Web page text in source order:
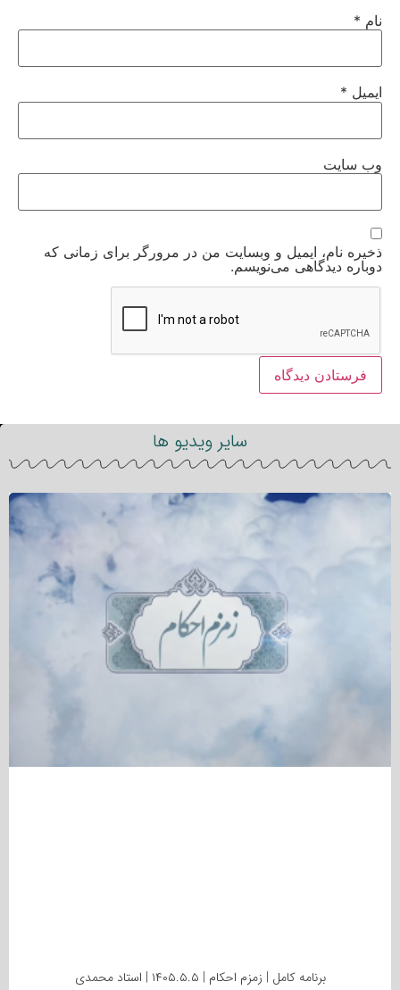
نام *
ایمیل *
وب‌ سایت
ذخیره نام، ایمیل و وبسایت من در مرورگر برای زمانی که
دوباره دیدگاهی می‌نویسم.
سایر ویدیو ها
برنامه کامل | زمزم احکام | ۱۴۰۵.۵.۵ | استاد محمدی